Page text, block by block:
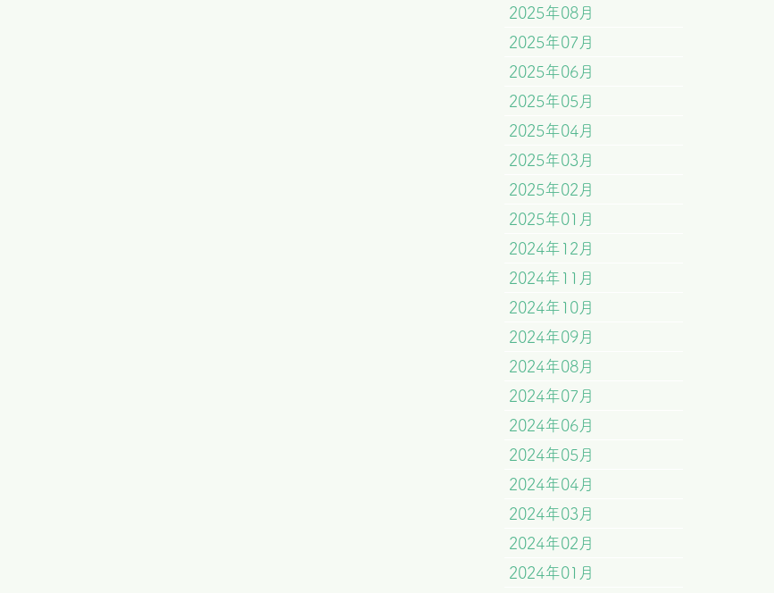
2025年08月
2025年07月
2025年06月
2025年05月
2025年04月
2025年03月
2025年02月
2025年01月
2024年12月
2024年11月
2024年10月
2024年09月
2024年08月
2024年07月
2024年06月
2024年05月
2024年04月
2024年03月
2024年02月
2024年01月